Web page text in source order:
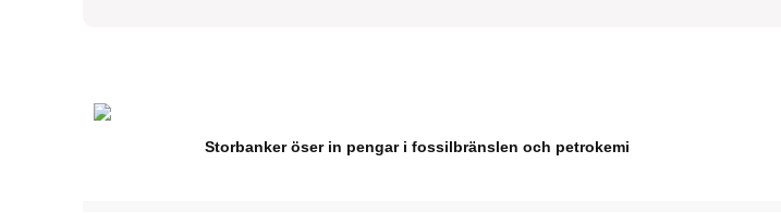
Storbanker öser in pengar i fossilbränslen och petrokemi